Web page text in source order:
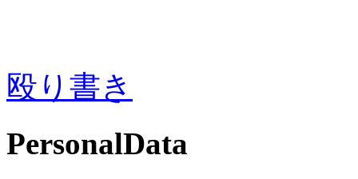
殴り書き
PersonalData